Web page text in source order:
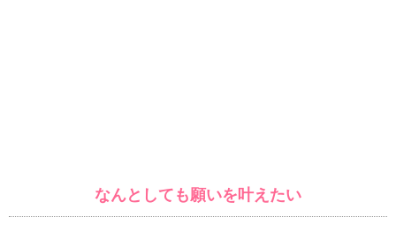
なんとしても願いを叶えたい